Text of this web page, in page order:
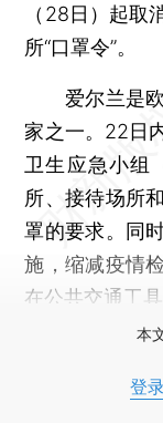
（28日）起取
所“口罩令”。
爱尔兰是欧
家之一。22日
卫生应急小组
所、接待场所
罩的要求。同
施，缩减疫情
在公共交通工
本
登